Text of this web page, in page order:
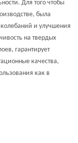
Для того чтобы
была
и улучшения
на твердых
гарантирует
качества,
как в